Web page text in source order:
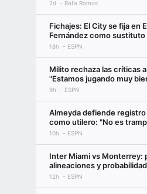
2d Rafa Ramos
Fichajes: El City se fija en
Fernández como sustituto
18h ESPN
Milito rechaza las críticas
"Estamos jugando muy
9h ESPN
Almeyda defiende registro
como utilero: "No es
10h ESPN
Inter Miami vs Monterrey:
alineaciones y
12h ESPN